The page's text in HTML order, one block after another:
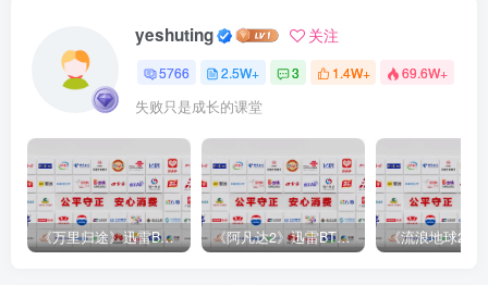
yeshuting 关注
5766 2.5W+ 3 1.4W+ 69.6W+
失败只是成长的课堂
《万里归途》迅雷BT完整下载[mp3／3.14GB／2.15GB 《阿凡达2》迅雷BT完整下载[MP4／3.12GB／5.35GB]中